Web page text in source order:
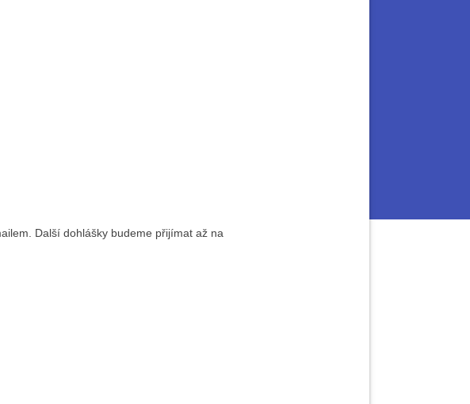
Další dohlášky budeme přijímat až na